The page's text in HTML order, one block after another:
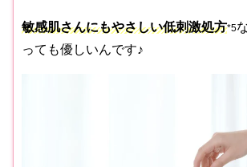
敏感肌さんにもやさしい低刺激処方*5
っても優しいんです♪